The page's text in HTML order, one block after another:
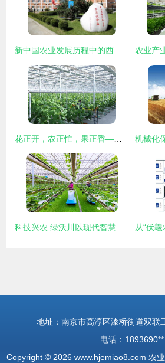
地址：南京市高淳区漆桥街道双联
电话：1893690**
Copyright © 2026 www.hjemiao8.com 农